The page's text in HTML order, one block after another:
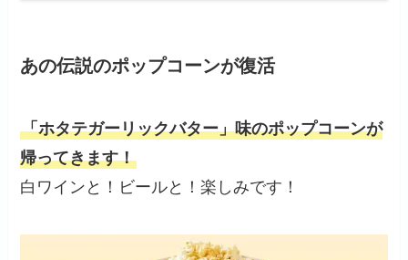
あの伝説のポップコーンが復活
「ホタテガーリックバター」味のポップコーンが
帰ってきます！
白ワインと！ビールと！楽しみです！